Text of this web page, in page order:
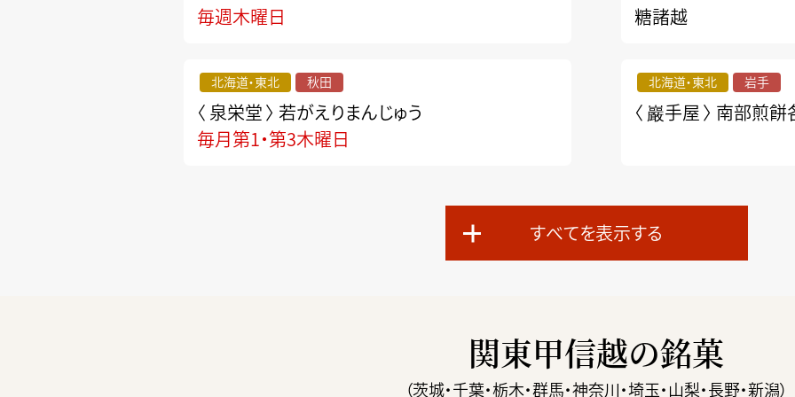
毎週木曜日
糖諸越
北海道・東北 秋田
〈 泉栄堂 〉 若がえりまんじゅう
毎月第1・第3木曜日
北海道・東北 岩手
〈 巖手屋 〉 南部煎餅
すべてを表示する
関東甲信越の銘菓
（茨城・千葉・栃木・群馬・神奈川・埼玉・山梨・長野・新潟）